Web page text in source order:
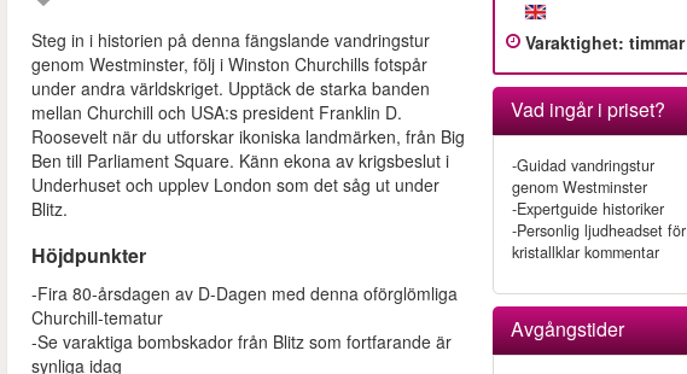
Steg in i historien på denna fängslande vandringstur
genom Westminster, följ i Winston Churchills fotspår
under andra världskriget. Upptäck de starka banden
mellan Churchill och USA:s president Franklin D.
Roosevelt när du utforskar ikoniska landmärken, från Big
Ben till Parliament Square. Känn ekona av krigsbeslut i
Underhuset och upplev London som det såg ut under
Blitz.
Höjdpunkter
-Fira 80-årsdagen av D-Dagen med denna oförglömliga
Churchill-tematur
-Se varaktiga bombskador från Blitz som fortfarande är
synliga idag
Varaktighet: timmar
Vad ingår i priset?
-Guidad vandringstur
genom Westminster
-Expertguide historiker
-Personlig ljudheadset för
kristallklar kommentar
Avgångstider